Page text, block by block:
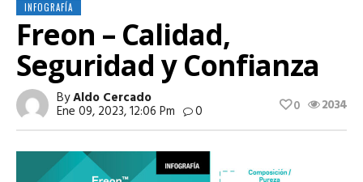
INFOGRAFÍA
Freon – Calidad,
Seguridad y Confianza
ByAldo Cercado
Ene 09, 2023, 12:06 Pm 0 2034
0